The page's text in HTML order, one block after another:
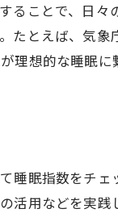
ることで、日々
たとえば、気象
理想的な睡眠に
睡眠指数をチェ
活用などを実践